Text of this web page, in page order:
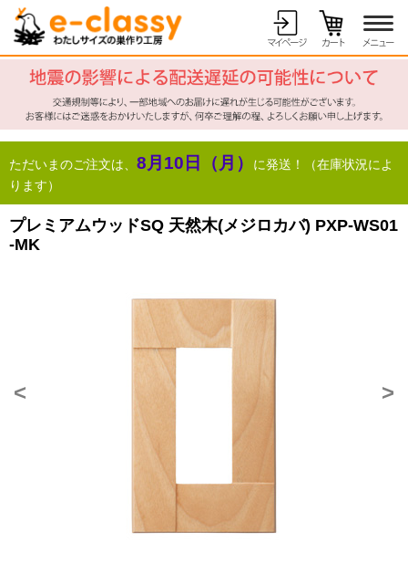
ただいまのご注文は、 8月10日（月）
に発送！（在庫状況によ
ります）
プレミアムウッドSQ 天然木(メジロカバ) PXP-WS01
-MK
< >